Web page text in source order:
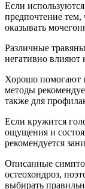
Если
предпочтение тем,
оказывать
Различные
негативно влияют
Хорошо помогают
методы
также для
Если кружится
ощущения и
рекомендуется
Описанные
остеохондроз,
выбирать